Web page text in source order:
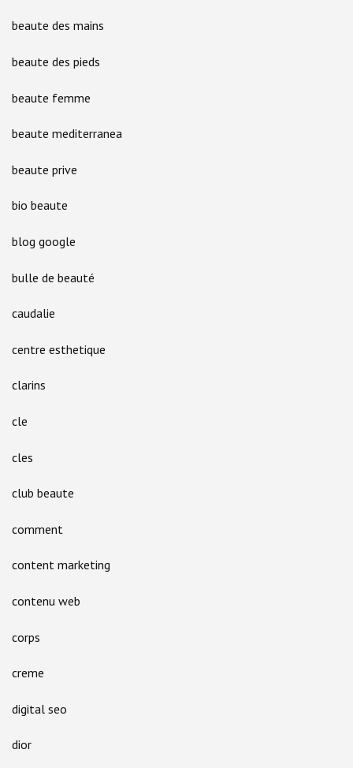
beaute des mains
beaute des pieds
beaute femme
beaute mediterranea
beaute prive
bio beaute
blog google
bulle de beauté
caudalie
centre esthetique
clarins
cle
cles
club beaute
comment
content marketing
contenu web
corps
creme
digital seo
dior